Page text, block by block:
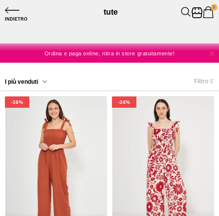
INDIETRO
tute
0
SPEDIZIONE A CASA GRATUITA DA 60€
Ordina e paga online, ritira in store gratuitamente!
SPEDIZIONE A CASA GRATUITA DA 60€
SPEDIZIONE SEMPRE GRATUITA IN STORE
Filtro
I più venduti
-16% -24%